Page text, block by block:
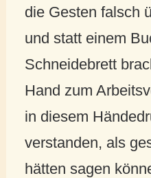
die Gesten falsch
und statt einem
Schneidebrett
Hand zum
in diesem
verstanden, als
hätten sagen